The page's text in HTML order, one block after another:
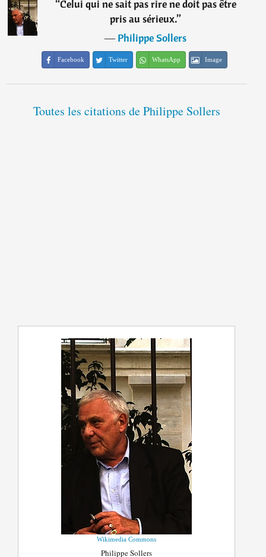
“Celui qui ne sait pas rire ne doit pas être
pris au sérieux.”
―Philippe Sollers
Facebook Twitter WhatsApp Image
Toutes les citations de Philippe Sollers
Wikimedia Commons
Philippe Sollers